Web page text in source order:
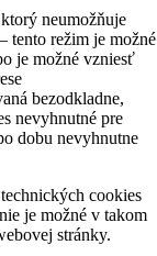
neumožňuje
tento režim je možné
je možné vzniesť
bezodkladne,
nevyhnutné pre
dobu nevyhnutne
cookies
je možné v takom
stránky.